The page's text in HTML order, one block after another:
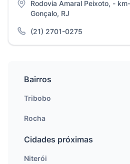
Rodovia Amaral Peixoto, -
Gonçalo, RJ
(21) 2701-0275
Bairros
Tribobo
Rocha
Cidades próximas
Niterói